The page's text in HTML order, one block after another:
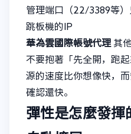
管理端口（22/3389等
跳板機的IP
華為雲國際帳號代理 其
不要抱著「先全開，跑
源的速度比你想像快，
確認還快。
彈性是怎麼發揮